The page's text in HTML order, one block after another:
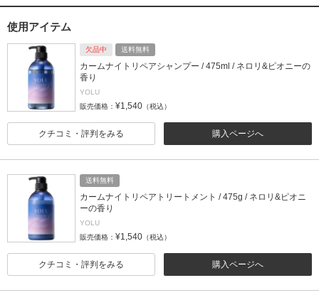
使用アイテム
欠品中 送料無料
カームナイトリペアシャンプー / 475ml / ネロリ&ピオニーの
香り
YOLU
販売価格： ¥1,540 （税込）
購入ページへ
クチコミ・評判をみる
送料無料
カームナイトリペアトリートメント / 475g / ネロリ&ピオニ
ーの香り
YOLU
販売価格： ¥1,540 （税込）
購入ページへ
クチコミ・評判をみる